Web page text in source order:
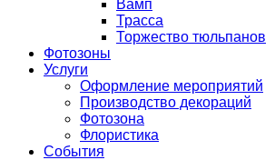
Вамп
Трасса
Торжество тюльпанов
Фотозоны
Услуги
Оформление мероприятий
Производство декораций
Фотозона
Флористика
События